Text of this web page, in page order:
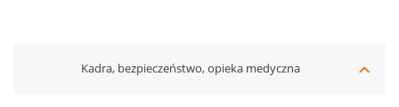
Kadra, bezpieczeństwo, opieka medyczna